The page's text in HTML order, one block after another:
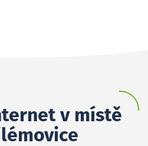
v místě